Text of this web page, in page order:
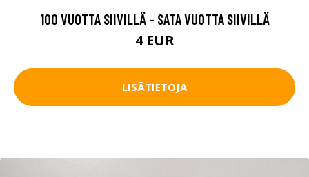
100 VUOTTA SIIVILLÄ - SATA VUOTTA SIIVILLÄ
4 EUR
LISÄTIETOJA